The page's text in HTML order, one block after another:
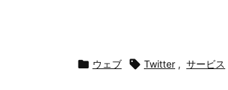
 ウェブ  Twitter , サービス